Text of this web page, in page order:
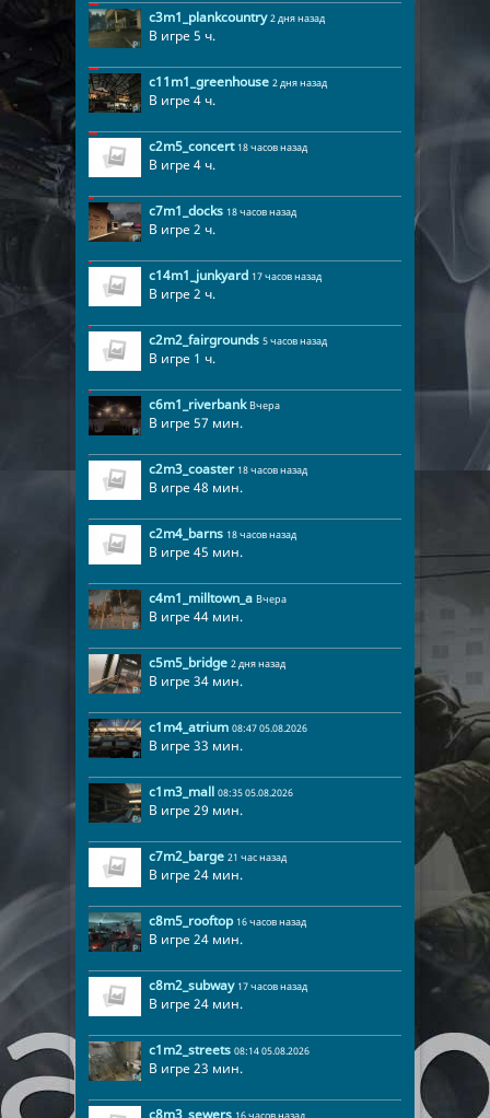
c3m1_plankcountry 2 дня назад
В игре 5 ч.
c11m1_greenhouse 2 дня назад
В игре 4 ч.
c2m5_concert 18 часов назад
В игре 4 ч.
c7m1_docks 18 часов назад
В игре 2 ч.
c14m1_junkyard 17 часов назад
В игре 2 ч.
c2m2_fairgrounds 5 часов назад
В игре 1 ч.
c6m1_riverbank Вчера
В игре 57 мин.
c2m3_coaster 18 часов назад
В игре 48 мин.
c2m4_barns 18 часов назад
В игре 45 мин.
c4m1_milltown_a Вчера
В игре 44 мин.
c5m5_bridge 2 дня назад
В игре 34 мин.
c1m4_atrium 08:47 05.08.2026
В игре 33 мин.
c1m3_mall 08:35 05.08.2026
В игре 29 мин.
c7m2_barge 21 час назад
В игре 24 мин.
c8m5_rooftop 16 часов назад
В игре 24 мин.
c8m2_subway 17 часов назад
В игре 24 мин.
c1m2_streets 08:14 05.08.2026
В игре 23 мин.
c8m3_sewers